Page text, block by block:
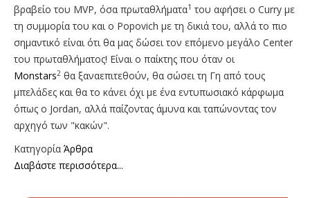
βραβείο του MVP, όσα πρωταθλήματα1 του αφήσει ο Curry με
τη συμμορία του και ο Popovich με τη δικιά του, αλλά το πιο
σημαντικό είναι ότι θα μας δώσει τον επόμενο μεγάλο Center
του πρωταθλήματος! Είναι ο παίκτης που όταν οι
Monstars2 θα ξαναεπιτεθούν, θα σώσει τη Γη από τους
μπελάδες και θα το κάνει όχι με ένα εντυπωσιακό κάρφωμα
όπως ο Jordan, αλλά παίζοντας άμυνα και ταπώνοντας τον
αρχηγό των "κακών".
Κατηγορία Άρθρα
Διαβάστε περισσότερα...